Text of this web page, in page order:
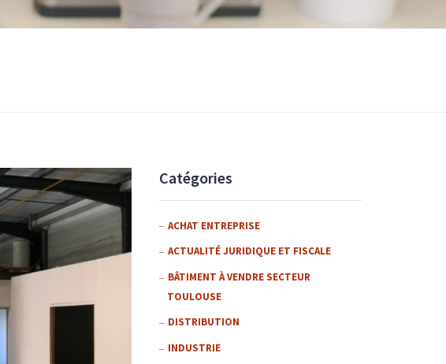
Catégories
ACHAT ENTREPRISE
ACTUALITÉ JURIDIQUE ET FISCALE
BÂTIMENT À VENDRE SECTEUR
TOULOUSE
DISTRIBUTION
INDUSTRIE